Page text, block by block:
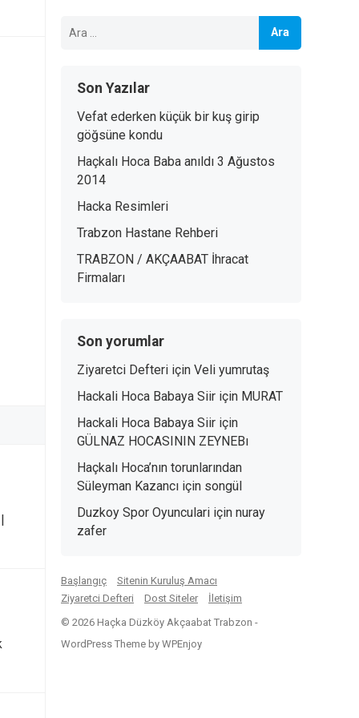
Son Yazılar
Vefat ederken küçük bir kuş girip
göğsüne kondu
Haçkalı Hoca Baba anıldı 3 Ağustos
2014
Hacka Resimleri
Trabzon Hastane Rehberi
TRABZON / AKÇAABAT İhracat
Firmaları
Son yorumlar
Ziyaretci Defteri için Veli yumrutaş
Hackali Hoca Babaya Siir için MURAT
Hackali Hoca Babaya Siir için
GÜLNAZ HOCASININ ZEYNEBı
Haçkalı Hoca’nın torunlarından
Süleyman Kazancı için songül
Duzkoy Spor Oyunculari için nuray
zafer
Başlangıç
Sitenin Kuruluş Amacı
Ziyaretci Defteri
Dost Siteler
İletişim
© 2026 Haçka Düzköy Akçaabat Trabzon -
WordPress Theme by WPEnjoy